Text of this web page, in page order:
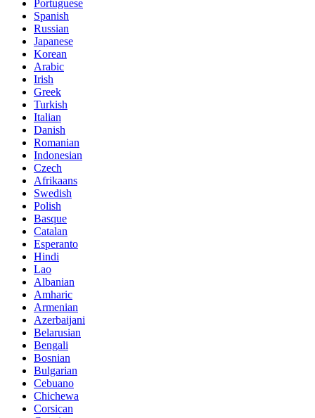
Portuguese
Spanish
Russian
Japanese
Korean
Arabic
Irish
Greek
Turkish
Italian
Danish
Romanian
Indonesian
Czech
Afrikaans
Swedish
Polish
Basque
Catalan
Esperanto
Hindi
Lao
Albanian
Amharic
Armenian
Azerbaijani
Belarusian
Bengali
Bosnian
Bulgarian
Cebuano
Chichewa
Corsican